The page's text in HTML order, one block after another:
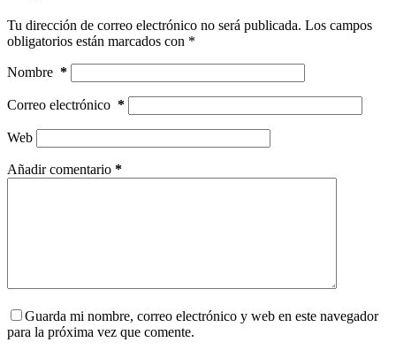
Tu dirección de correo electrónico no será publicada. Los campos
obligatorios están marcados con *
Nombre *
Correo electrónico *
Web
Añadir comentario *
Guarda mi nombre, correo electrónico y web en este navegador
para la próxima vez que comente.